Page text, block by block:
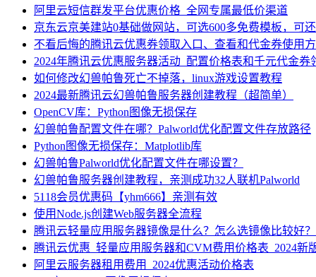
阿里云短信群发平台优惠价格_全网专属最低价渠道
京东云京美建站0基础做网站，可选600多免费模板，可
不看后悔的腾讯云优惠券领取入口、查看和代金券使用
2024年腾讯云优惠服务器活动_配置价格表和千元代金券
如何修改幻兽帕鲁死亡不掉落，linux游戏设置教程
2024最新腾讯云幻兽帕鲁服务器创建教程（超简单）
OpenCV库：Python图像无损保存
幻兽帕鲁配置文件在哪？Palworld优化配置文件存放路径
Python图像无损保存：Matplotlib库
幻兽帕鲁Palworld优化配置文件在哪设置？
幻兽帕鲁服务器创建教程，亲测成功32人联机Palworld
5118会员优惠码【yhm666】亲测有效
使用Node.js创建Web服务器全流程
腾讯云轻量应用服务器镜像是什么？怎么选镜像比较好？
腾讯云优惠_轻量应用服务器和CVM费用价格表_2024新
阿里云服务器租用费用_2024优惠活动价格表